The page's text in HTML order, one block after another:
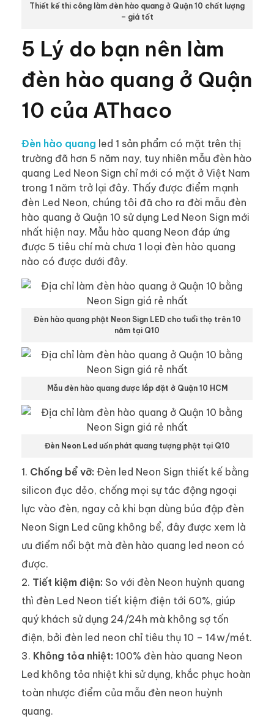
Thiết kế thi công làm đèn hào quang ở Quận 10 chất lượng
– giá tốt
5 Lý do bạn nên làm
đèn hào quang ở Quận
10 của AThaco
Đèn hào quang led 1 sản phẩm có mặt trên thị
trường đã hơn 5 năm nay, tuy nhiên mẫu đèn hào
quang Led Neon Sign chỉ mới có mặt ở Việt Nam
trong 1 năm trở lại đây. Thấy được điểm mạnh
đèn Led Neon, chúng tôi đã cho ra đời mẫu đèn
hào quang ở Quận 10 sử dụng Led Neon Sign mới
nhất hiện nay. Mẫu hào quang Neon đáp ứng
được 5 tiêu chí mà chưa 1 loại đèn hào quang
nào có được dưới đây.
Đèn hào quang phật Neon Sign LED cho tuổi thọ trên 10
năm tại Q10
Mẫu đèn hào quang được lắp đặt ở Quận 10 HCM
Đèn Neon Led uốn phát quang tượng phật tại Q10
Chống bể vỡ: Đèn led Neon Sign thiết kế bằng
silicon đục dẻo, chống mọi sự tác động ngoại
lực vào đèn, ngay cả khi bạn dùng búa đập đèn
Neon Sign Led cũng không bể, đây được xem là
ưu điểm nổi bật mà đèn hào quang led neon có
được.
Tiết kiệm điện: So với đèn Neon huỳnh quang
thì đèn Led Neon tiết kiệm điện tới 60%, giúp
quý khách sử dụng 24/24h mà không sợ tốn
điện, bởi đèn led neon chỉ tiêu thụ 10 – 14w/mét.
Không tỏa nhiệt: 100% đèn hào quang Neon
Led không tỏa nhiệt khi sử dụng, khắc phục hoàn
toàn nhược điểm của mẫu đèn neon huỳnh
quang.